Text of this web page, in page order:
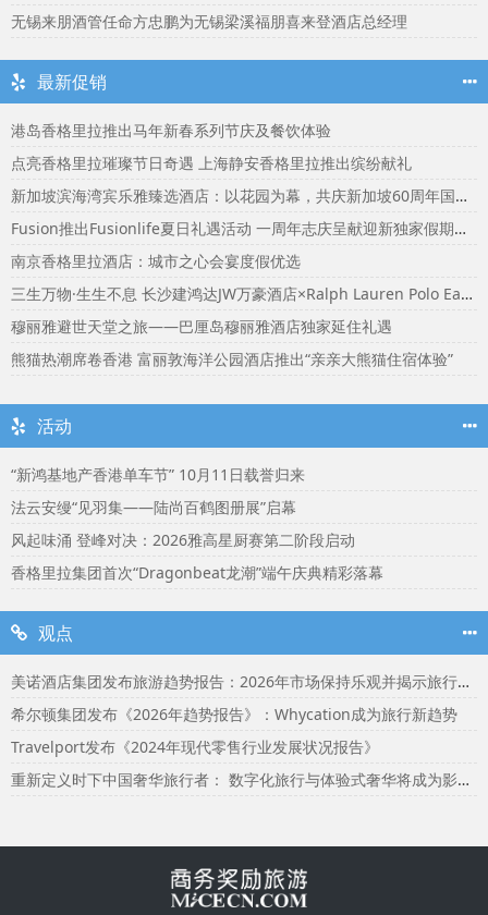
无锡来朋酒管任命方忠鹏为无锡梁溪福朋喜来登酒店总经理
最新促销
港岛香格里拉推出马年新春系列节庆及餐饮体验
点亮香格里拉璀璨节日奇遇 上海静安香格里拉推出缤纷献礼
新加坡滨海湾宾乐雅臻选酒店：以花园为幕，共庆新加坡60周年国庆盛宴
Fusion推出Fusionlife夏日礼遇活动 一周年志庆呈献迎新独家假期奖赏
南京香格里拉酒店：城市之心会宴度假优选
三生万物·生生不息 长沙建鸿达JW万豪酒店×Ralph Lauren Polo Earth开启可持续生活旅行美学
穆丽雅避世天堂之旅——巴厘岛穆丽雅酒店独家延住礼遇
熊猫热潮席卷香港 富丽敦海洋公园酒店推出“亲亲大熊猫住宿体验”
活动
“新鸿基地产香港单车节” 10月11日载誉归来
法云安缦“见羽集——陆尚百鹤图册展”启幕
风起味涌 登峰对决：2026雅高星厨赛第二阶段启动
香格里拉集团首次“Dragonbeat龙潮”端午庆典精彩落幕
观点
美诺酒店集团发布旅游趋势报告：2026年市场保持乐观并揭示旅行者渴望联结
希尔顿集团发布《2026年趋势报告》：Whycation成为旅行新趋势
Travelport发布《2024年现代零售行业发展状况报告》
重新定义时下中国奢华旅行者： 数字化旅行与体验式奢华将成为影响2024年旅行选择的关键词